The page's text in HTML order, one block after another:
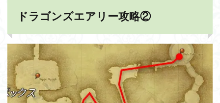
ドラゴンズエアリー攻略②